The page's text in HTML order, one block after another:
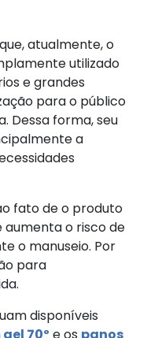
atualmente, o
utilizado
e grandes
para o público
Dessa forma, seu
a
fato de o produto
o risco de
o manuseio. Por
para
disponíveis
70º e os panos